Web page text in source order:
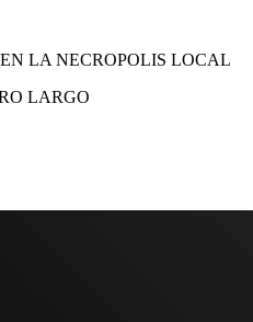
LA NECROPOLIS LOCAL
LARGO